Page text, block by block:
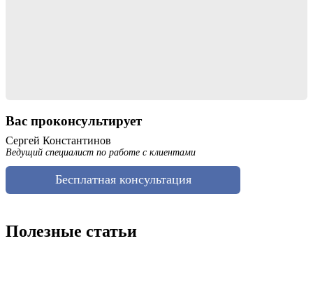
Вас проконсультирует
Сергей Константинов
Ведущий специалист по работе с клиентами
Бесплатная консультация
Полезные статьи